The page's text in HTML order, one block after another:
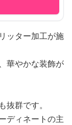
ッター加工が施
華やかな装飾が
群です。
ディネートの主